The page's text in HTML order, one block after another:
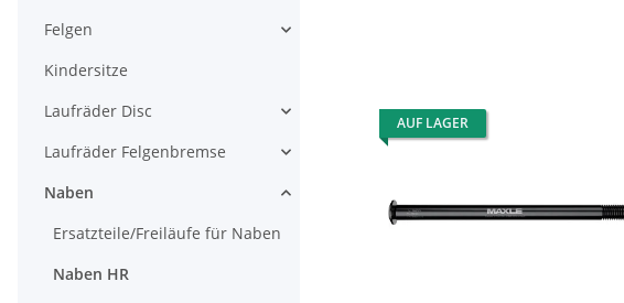
AUF LAGER
Felgen
Kindersitze
Laufräder Disc
Laufräder Felgenbremse
Naben
Ersatzteile/Freiläufe für Naben
Naben HR